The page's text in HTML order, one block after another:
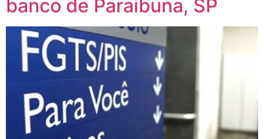
banco de Paraibuna, SP